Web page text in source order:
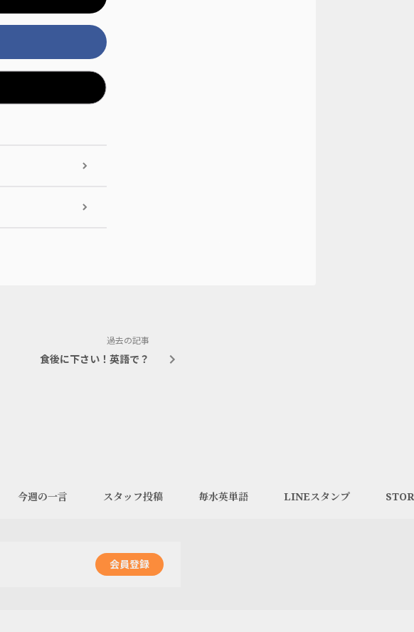
過去の記事
食後に下さい！英語で？
今週の一言 スタッフ投稿 毎水英単語 LINEスタンプ
会員登録